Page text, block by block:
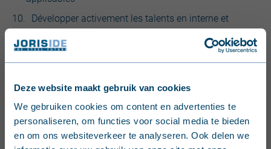
Deze website maakt gebruik van cookies
We gebruiken cookies om content en advertenties te
personaliseren, om functies voor social media te bieden
en om ons websiteverkeer te analyseren. Ook delen we
English (United Kingdom)
Nederlands (België)
Développer activement les talents en interne et
l’amélioration continue grâce à des systèmes de gestion
certifiés. Nous leur donnons les moyens de travailler en
toute sécurité, avec intégrité, honnêteté et respect, tout en
favorisant leur bien-être, en promouvant une culture
d’apprentissage et en leur offrant une formation complète.